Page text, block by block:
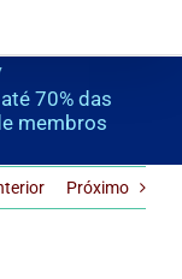
70% das
membros
Próximo